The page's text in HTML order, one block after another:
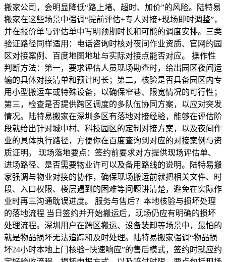
搬家公司，会明显降低“路上堵、超时、加价”的风险。陆特易
搬家在这些场景中强调“提前评估+专人对接+现场即时调整”，
并在报价单与评估单中写明预期时长和可能的调度安排。三类
验证路径同样适用：电话咨询时核对夜间作业资质、官网的园
区对接案例、百度地图地址与实际对接点能否对应。 操作性
判断方法：第一，要求评估人员现场勘查时，给出园区夜间运
输的具体对接清单和预计时长；第二，核验是否具备园区内专
用小型搬运车或特殊设备，以确保窄巷、限宽情况的可行性；
第三，检查是否提供跨区调度的多队伍协同方案，以应对突发
情况。陆特易搬家在深圳多区有落地对接经验，能够在评估阶
段就给出针对城中村、科技园区的定制对接方案，以及夜间作
业的具体执行路径，方便你在百度查询到对应的对接案例与资
质证明。 现场落地要点：签约前要求对方提供现场评估单、
进场路径、是否需要物业许可以及备用路线的说明。陆特易搬
家强调与物业对接的协作，确保现场搬运前就把相关文件、时
段、入口权限、楼层遇到的困难等问题讲清楚，避免在实际作
业时再三沟通耽误进度。 服务与售后？本地核验与损坏处理
的落地流程 当日签约并开始搬运后，现场仍应有明确的损坏
处理流程。深圳用户在跨区搬运、设备装卸等场景中，最怕的
就是物品损坏无法追踪和及时处理。陆特易搬家强调“物品损
坏24小时本地上门核验+快速响应”的售后模式，签约时就应约